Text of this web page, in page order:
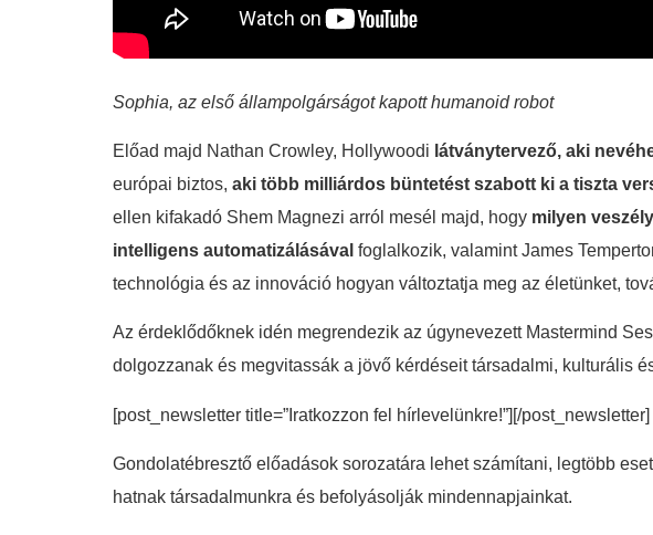
Sophia, az első állampolgárságot kapott humanoid robot
Előad majd Nathan Crowley, Hollywoodi látványtervező, aki
európai biztos, aki több milliárdos büntetést szabott ki a tiszta
ellen kifakadó Shem Magnezi arról mesél majd, hogy milyen
intelligens automatizálásával foglalkozik, valamint James
technológia és az innováció hogyan változtatja meg az életünket,
Az érdeklődőknek idén megrendezik az úgynevezett Mastermind
dolgozzanak és megvitassák a jövő kérdéseit társadalmi, kulturális
[post_newsletter title=”Iratkozzon fel hírlevelünkre!”][/post_newsletter]
Gondolatébresztő előadások sorozatára lehet számítani, legtöbb
hatnak társadalmunkra és befolyásolják mindennapjainkat.